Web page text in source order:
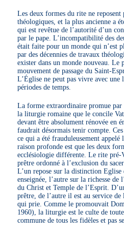
Les deux formes du rite ne reposent
théologiques, et la plus ancienne a
qui est revêtue de l’autorité d’un
par le pape. L’incompatibilité des
était faite pour un monde qui n’est
par des décennies de travaux
exister dans un monde nouveau.
mouvement de passage du Saint-
L’Église ne peut pas vivre avec
périodes de temps.
La forme extraordinaire promue par
la liturgie romaine que le concile
devant être absolument rénovée en
faudrait désormais tenir compte.
ce qui a été frauduleusement
raison profonde est que les deux
ecclésiologie différente. Le rite
prêtre ordonné à l’exclusion du
L’un repose sur la distinction Eglise
enseignée, l’autre sur la richesse
du Christ et Temple de l’Esprit.
prêtre, de l’autre il est au service de
qui prie. Comme le promouvait
1960), la liturgie est le culte de
commune de tous les fidèles et pas